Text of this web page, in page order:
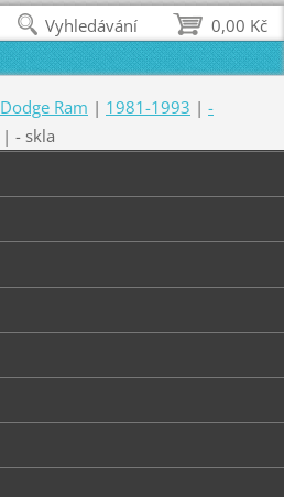
Dodge Ram | 1981-1993 | -
| - skla
0,00 Kč
Vyhledávání